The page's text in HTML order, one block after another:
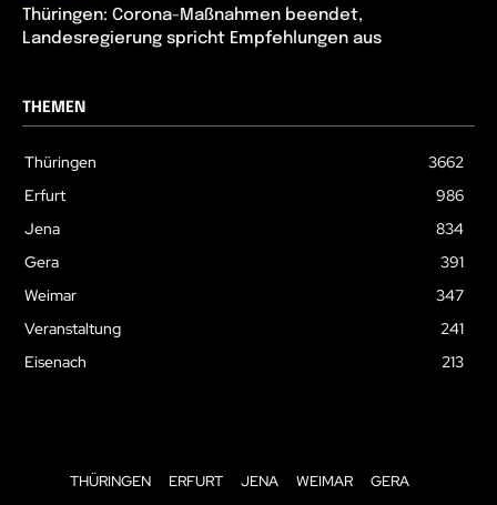
Thüringen: Corona-Maßnahmen beendet,
Landesregierung spricht Empfehlungen aus
THEMEN
Thüringen
3662
Erfurt
986
Jena
834
Gera
391
Weimar
347
Veranstaltung
241
Eisenach
213
THÜRINGEN ERFURT JENA WEIMAR GERA